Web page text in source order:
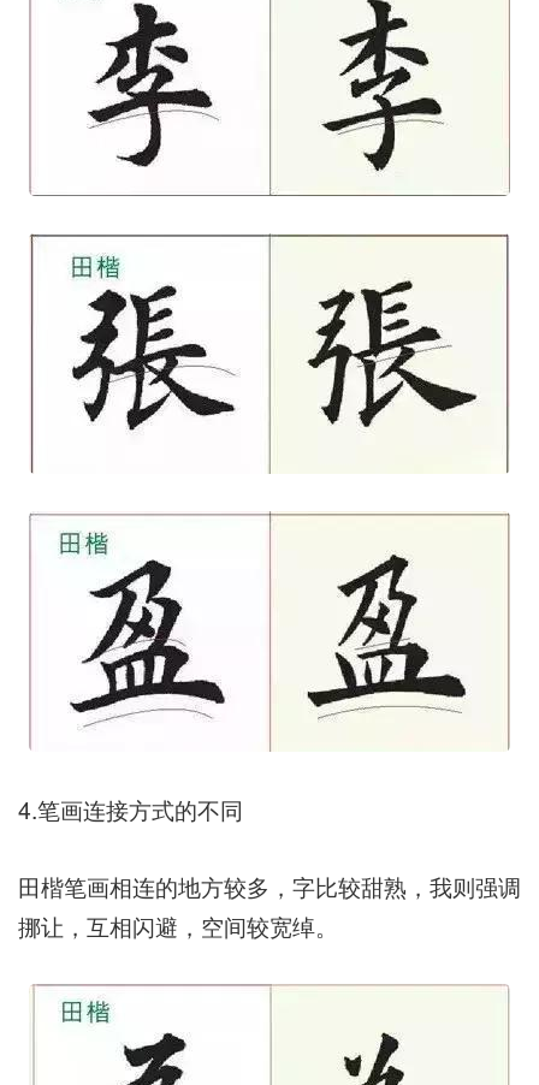
4.笔画连接方式的不同
田楷笔画相连的地方较多，字比较甜熟，我则强调
挪让，互相闪避，空间较宽绰。